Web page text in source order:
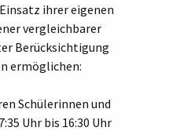
ihrer eigenen
vergleichbarer
Berücksichtigung
ermöglichen:
Schülerinnen und
Uhr bis 16:30 Uhr